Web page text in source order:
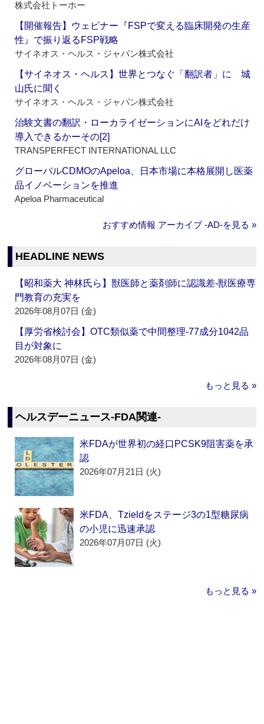
株式会社トーホー
【開催報告】ウェビナー『FSPで変える臨床開発の生産
性』で振り返るFSP戦略
サイネオス・ヘルス・ジャパン株式会社
【サイネオス・ヘルス】世界とつなぐ「翻訳者」に 城
山氏に聞く
サイネオス・ヘルス・ジャパン株式会社
治験文書の翻訳・ローカライゼーションにAIをどれだけ
導入できるかーその[2]
TRANSPERFECT INTERNATIONAL LLC
グローバルCDMOのApeloa、日本市場に本格展開し医薬
品イノベーションを推進
Apeloa Pharmaceutical
おすすめ情報 アーカイブ ‐AD‐を見る »
HEADLINE NEWS
【昭和薬大 神林氏ら】獣医師と薬剤師に認識差‐獣医療専
門教育の充実を
2026年08月07日 (金)
【厚労省検討会】OTC類似薬で中間整理‐77成分1042品
目が対象に
2026年08月07日 (金)
もっと見る »
ヘルスデーニュース‐FDA関連‐
米FDAが世界初の経口PCSK9阻害薬を承
認
2026年07月21日 (火)
米FDA、Tzieldをステージ3の1型糖尿病
の小児に迅速承認
2026年07月07日 (火)
もっと見る »